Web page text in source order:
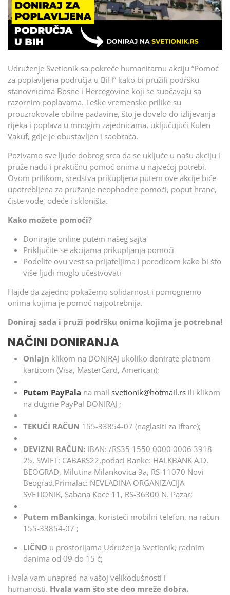
Udruženje Svetionik sa pokreće humanitarnu akciju “Pomoć
za poplavljena područja u BiH” kako bi pružili podršku
stanovnicima Bosne i Hercegovine koji se suočavaju sa
razornim poplavama. Teške vremenske prilike su
prouzrokovale obilne padavine, što je dovelo do izlijevanja
rijeka i poplava u mnogim zajednicama, uključujući Kulen
Vakuf, gdje je obustavljen i saobraća.
Pozivamo sve ljude dobrog srca da se uključe u našu akciju i
pruže nadu i praktičnu pomoć onima u najvećoj potrebi.
Ovom prilikom, sredstva prikupljena putem ove akcije biće
upotrebljena za pružanje neophodne pomoći, poput hrane,
čiste vode, odeće i skloništa.
Kako možete pomoći?
Donirajte online putem našeg sajta
Priključite se akcijama prikupljanja pomoći
Podelite ovu vest sa prijateljima i porodicom kako bi što
više ljudi moglo učestvovati
Hajde da zajedno pokažemo solidarnost i pomognemo
onima kojima je pomoć najpotrebnija.
Doniraj sada i pruži podršku onima kojima je potrebna!
NAČINI DONIRANJA
Onlajn klikom na DONIRAJ ukoliko donirate platnom
karticom (Visa, MasterCard, American);
Putem PayPala na mail svetionik@hotmail.rs ili klikom
na dugme PayPal DONIRAJ ;
TEKUĆI RAČUN 155-33854-07 (naglasiti za iftare);
DEVIZNI RAČUN: IBAN: /RS35 1550 0000 0006 3918
25, SWIFT: CABARS22,podaci Banke: HALKBANK A.D.
BEOGRAD, Milutina Milankovica 9a, RS-11070 Novi
Beograd.Primalac: NEVLADINA ORGANIZACIJA
SVETIONIK, Sabana Koce 11, RS-36300 N. Pazar;
Putem mBankinga, koristeći mobilni telefon, na račun
155-33854-07 ;
LIČNO u prostorijama Udruženja Svetionik, radnim
danima od 09 do 15 č;
Hvala vam unapred na vašoj velikodušnosti i
humanosti. Hvala vam što ste deo mreže dobra.